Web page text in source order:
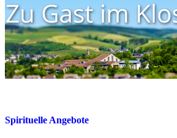
Spirituelle Angebote